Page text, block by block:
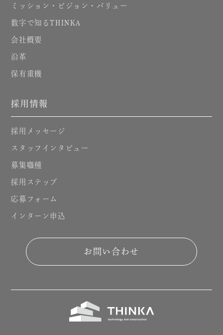
ミッション・ビジョン・バリュー
数字で知るTHINKA
会社概要
沿革
保有重機
採用情報
採用メッセージ
スタッフインタビュー
募集職種
採用ステップ
応募フォーム
インターン申込
お問い合わせ